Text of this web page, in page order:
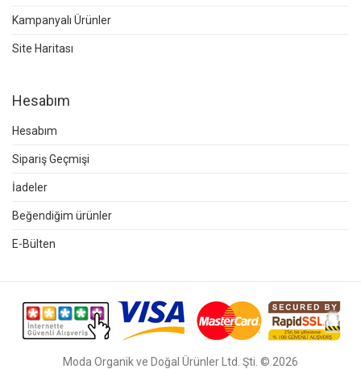
Kampanyalı Ürünler
Site Haritası
Hesabım
Hesabım
Sipariş Geçmişi
İadeler
Beğendiğim ürünler
E-Bülten
Moda Organik ve Doğal Ürünler Ltd. Şti. © 2026